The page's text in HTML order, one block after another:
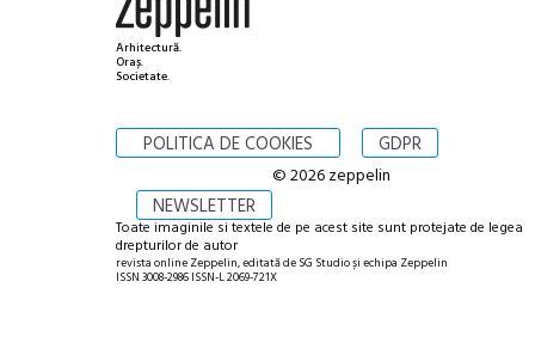
Arhitectură.
Oraș.
Societate.
POLITICA DE COOKIES GDPR
NEWSLETTER
© 2026 zeppelin
Toate imaginile si textele de pe acest site sunt protejate de legea
drepturilor de autor
revista online Zeppelin, editată de SG Studio și echipa Zeppelin
ISSN 3008-2986 ISSN-L 2069-721X